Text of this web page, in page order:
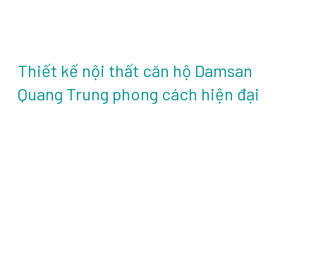
Thiết kế nội thất căn hộ Damsan
Quang Trung phong cách hiện đại